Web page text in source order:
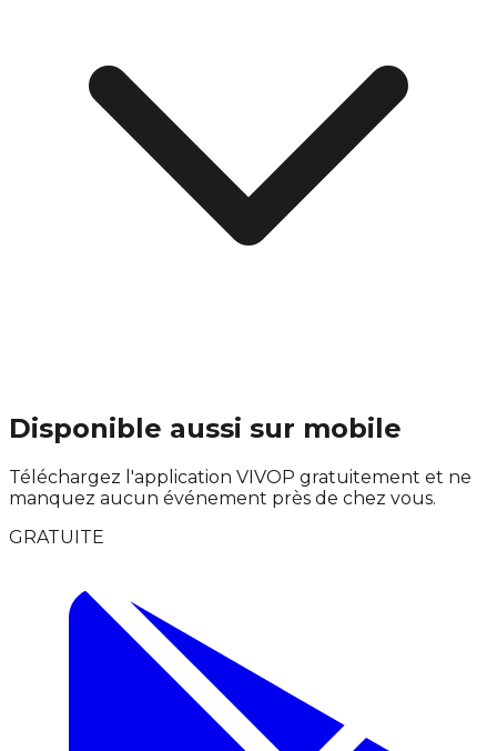
Disponible aussi sur mobile
Téléchargez l'application VIVOP gratuitement et ne
manquez aucun événement près de chez vous.
GRATUITE